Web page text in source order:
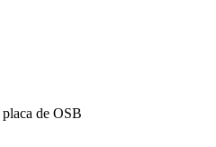
de OSB